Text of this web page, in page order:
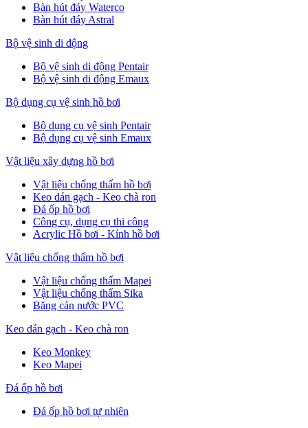
Bàn hút đáy Waterco
Bàn hút đáy Astral
Bộ vệ sinh di động
Bộ vệ sinh di động Pentair
Bộ vệ sinh di động Emaux
Bộ dụng cụ vệ sinh hồ bơi
Bộ dụng cụ vệ sinh Pentair
Bộ dụng cụ vệ sinh Emaux
Vật liệu xây dựng hồ bơi
Vật liệu chống thấm hồ bơi
Keo dán gạch - Keo chà ron
Đá ốp hồ bơi
Công cụ, dụng cụ thi công
Acrylic Hồ bơi - Kính hồ bơi
Vật liệu chống thấm hồ bơi
Vật liệu chống thấm Mapei
Vật liệu chống thấm Sika
Băng cản nước PVC
Keo dán gạch - Keo chà ron
Keo Monkey
Keo Mapei
Đá ốp hồ bơi
Đá ốp hồ bơi tự nhiên